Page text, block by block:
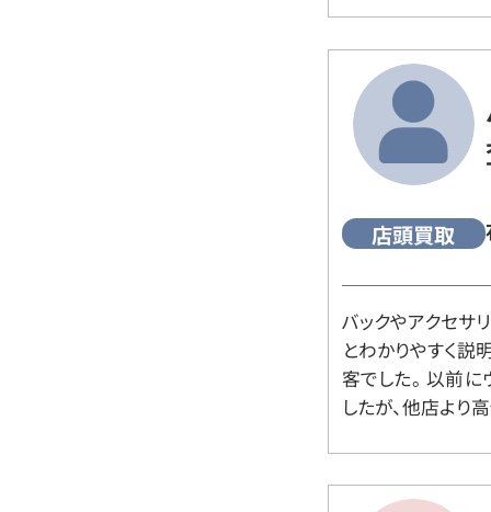
店頭買取
バックやアクセサ
とわかりやすく説
客でした。 以前
したが、他店より